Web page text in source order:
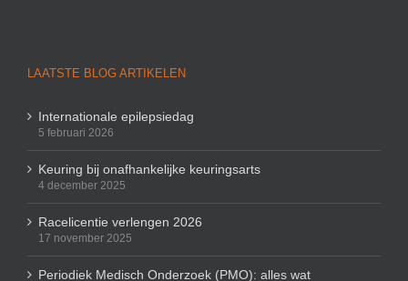
LAATSTE BLOG ARTIKELEN
Internationale epilepsiedag
5 februari 2026
Keuring bij onafhankelijke keuringsarts
4 december 2025
Racelicentie verlengen 2026
17 november 2025
Periodiek Medisch Onderzoek (PMO): alles wat